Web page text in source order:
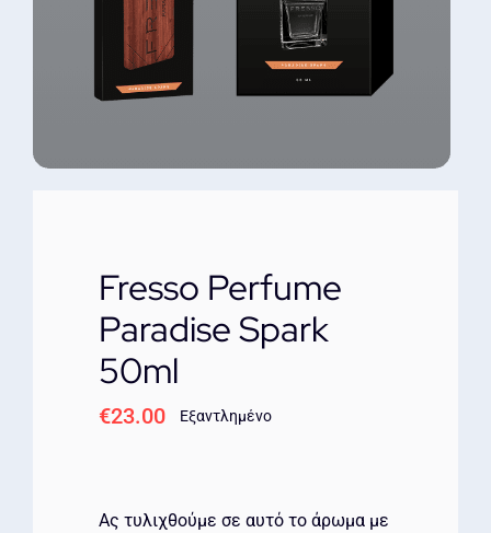
ΕΠΙΚΟΙΝΩΝΙΑ
Fresso Perfume
Paradise Spark
50ml
€23.00 Εξαντλημένο
Ας τυλιχθούμε σε αυτό το άρωμα με